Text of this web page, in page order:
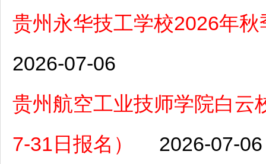
贵州永华技工学校2026年
2026-07-06
贵州航空工业技师学院白云
7-31日报名）
2026-07-06